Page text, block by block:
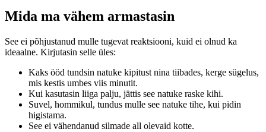
Mida ma vähem armastasin
See ei põhjustanud mulle tugevat reaktsiooni, kuid ei olnud ka
ideaalne. Kirjutasin selle üles:
Kaks ööd tundsin natuke kipitust nina tiibades, kerge sügelus,
mis kestis umbes viis minutit.
Kui kasutasin liiga palju, jättis see natuke raske kihi.
Suvel, hommikul, tundus mulle see natuke tihe, kui pidin
higistama.
See ei vähendanud silmade all olevaid kotte.